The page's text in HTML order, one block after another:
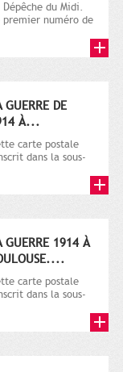
Dépêche du Midi.
premier numéro de
GUERRE DE
À...
carte postale
dans la sous-
milliers de...
GUERRE 1914 À
carte postale
dans la sous-
milliers de...